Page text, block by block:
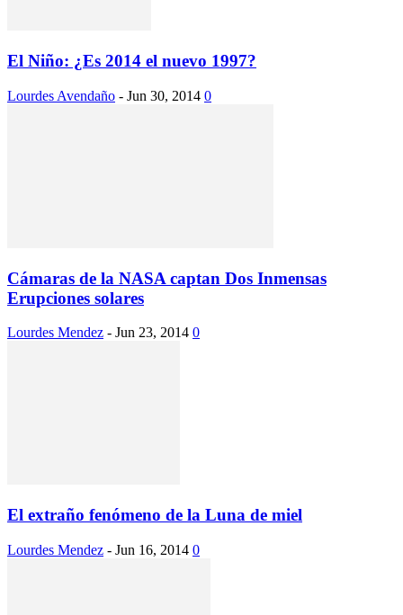
El Niño: ¿Es 2014 el nuevo 1997?
Lourdes Avendaño - Jun 30, 2014 0
Cámaras de la NASA captan Dos Inmensas
Erupciones solares
Lourdes Mendez - Jun 23, 2014 0
El extraño fenómeno de la Luna de miel
Lourdes Mendez - Jun 16, 2014 0